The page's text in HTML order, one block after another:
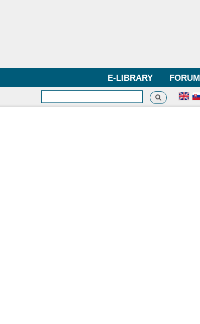
FORUM
E-LIBRARY
Search form
Search